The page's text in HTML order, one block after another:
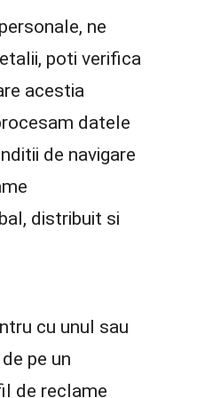
ne
poti verifica
acestia
datele
de navigare
distribuit si
cu unul sau
pe un
de reclame